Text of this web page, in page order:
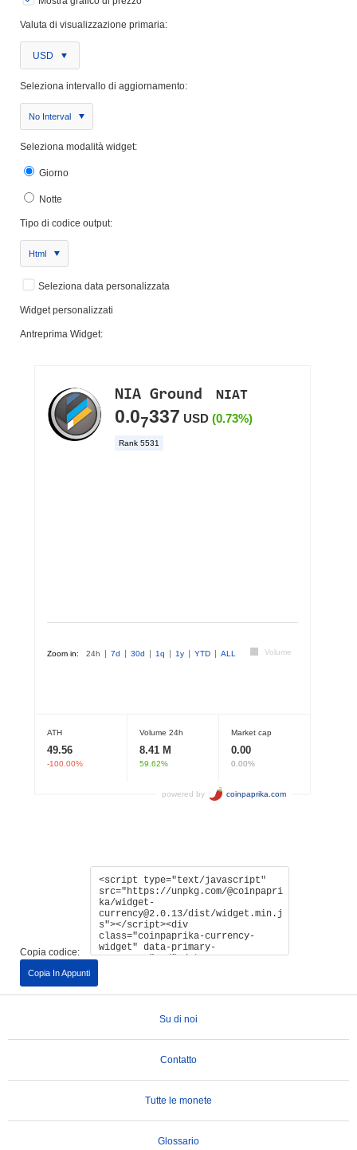
Valuta di visualizzazione primaria:
USD
Seleziona intervallo di aggiornamento:
No Interval
Seleziona modalità widget:
Giorno
Notte
Tipo di codice output:
Html
Seleziona data personalizzata
Widget personalizzati
Antreprima Widget:
Copia codice:
Copia In Appunti
Su di noi
Contatto
Tutte le monete
Glossario